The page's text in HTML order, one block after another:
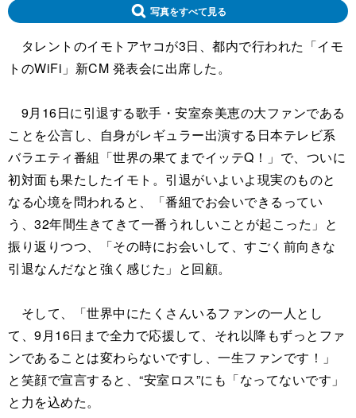
写真をすべて見る
タレントのイモトアヤコが3日、都内で行われた「イモ
トのWiFi」新CM 発表会に出席した。
9月16日に引退する歌手・安室奈美恵の大ファンである
ことを公言し、自身がレギュラー出演する日本テレビ系
バラエティ番組「世界の果てまでイッテQ！」で、ついに
初対面も果たしたイモト。引退がいよいよ現実のものと
なる心境を問われると、「番組でお会いできるってい
う、32年間生きてきて一番うれしいことが起こった」と
振り返りつつ、「その時にお会いして、すごく前向きな
引退なんだなと強く感じた」と回顧。
そして、「世界中にたくさんいるファンの一人とし
て、9月16日まで全力で応援して、それ以降もずっとファ
ンであることは変わらないですし、一生ファンです！」
と笑顔で宣言すると、“安室ロス”にも「なってないです」
と力を込めた。